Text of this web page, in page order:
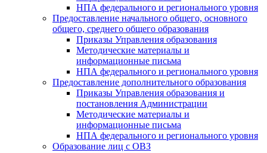
НПА федерального и регионального уровня
Предоставление начального общего, основного
общего, среднего общего образования
Приказы Управления образования
Методические материалы и
информационные письма
НПА федерального и регионального уровня
Предоставление дополнительного образования
Приказы Управления образования и
постановления Администрации
Методические материалы и
информационные письма
НПА федерального и регионального уровня
Образование лиц с ОВЗ